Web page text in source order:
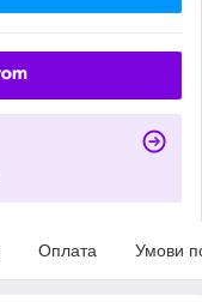
Оплата Умови